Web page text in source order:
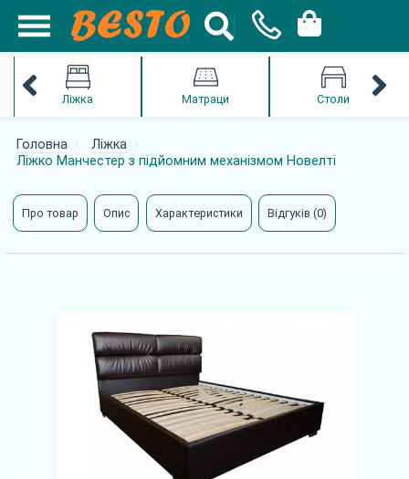
Ліжка Матраци Столи
Головна
Ліжка
Ліжко Манчестер з підйомним механізмом Новелті
Про товар Опис Характеристики Відгуків (0)